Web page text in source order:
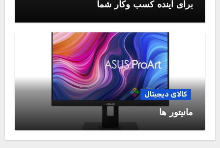
برای آینده کسب وکار شما
کالای دیجیتال
مانیتور ها